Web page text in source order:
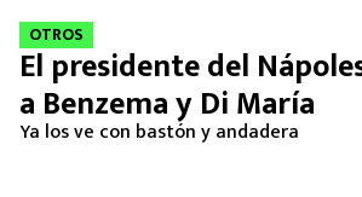
OTROS
El presidente del
a Benzema y Di María
Ya los ve con bastón y andadera